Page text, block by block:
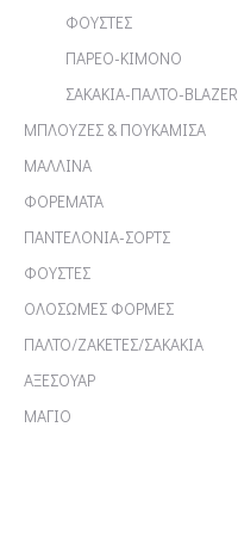
ΦΟΥΣΤΕΣ
ΠΑΡΕΟ-ΚΙΜΟΝΟ
ΣΑΚΑΚΙΑ-ΠΑΛΤΟ-BLAZER
ΜΠΛΟΥΖΕΣ & ΠΟΥΚΑΜΙΣΑ
ΜΑΛΛΙΝΑ
ΦΟΡΕΜΑΤΑ
ΠΑΝΤΕΛΟΝΙΑ-ΣΟΡΤΣ
ΦΟΥΣΤΕΣ
ΟΛΟΣΩΜΕΣ ΦΟΡΜΕΣ
ΠΑΛΤΟ/ΖΑΚΕΤΕΣ/ΣΑΚΑΚΙΑ
ΑΞΕΣΟΥΑΡ
ΜΑΓΙΟ